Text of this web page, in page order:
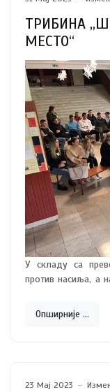
ТРИБИНА
МЕСТО“
У складу са
против насиља, а
и запослене
Опширније …
23 Мај 2023